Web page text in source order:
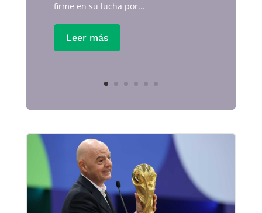
firme en su lucha por...
Leer más